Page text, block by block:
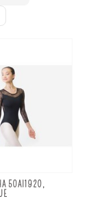
50AI1920,